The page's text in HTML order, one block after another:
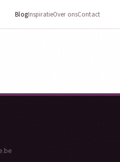
BlogInspiratieOver onsContact